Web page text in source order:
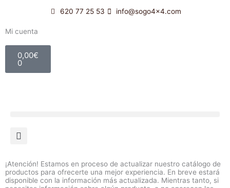
contenido
620 77 25 53 info@sogo4x4.com
Mi cuenta
0,00€
0
Carrito
¡Atención! Estamos en proceso de actualizar nuestro catálogo de
productos para ofrecerte una mejor experiencia. En breve estará
disponible con la información más actualizada. Mientras tanto, si